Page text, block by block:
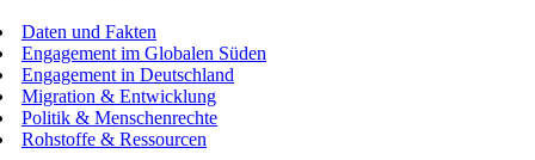
Daten und Fakten
Engagement im Globalen Süden
Engagement in Deutschland
Migration & Entwicklung
Politik & Menschenrechte
Rohstoffe & Ressourcen